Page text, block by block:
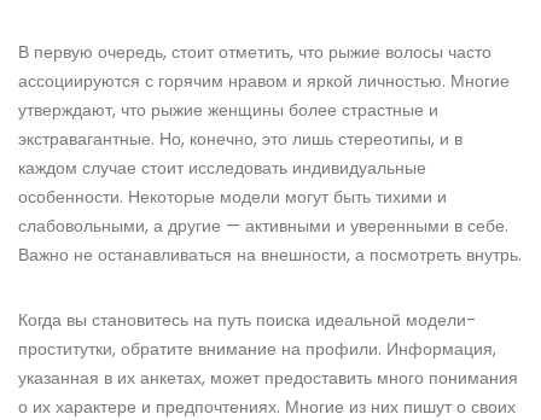
В первую очередь, стоит отметить, что рыжие волосы часто
ассоциируются с горячим нравом и яркой личностью. Многие
утверждают, что рыжие женщины более страстные и
экстравагантные. Но, конечно, это лишь стереотипы, и в
каждом случае стоит исследовать индивидуальные
особенности. Некоторые модели могут быть тихими и
слабовольными, а другие — активными и уверенными в себе.
Важно не останавливаться на внешности, а посмотреть внутрь.
Когда вы становитесь на путь поиска идеальной модели-
проститутки, обратите внимание на профили. Информация,
указанная в их анкетах, может предоставить много понимания
о их характере и предпочтениях. Многие из них пишут о своих